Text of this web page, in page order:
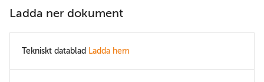
Ladda ner dokument
Tekniskt datablad Ladda hem